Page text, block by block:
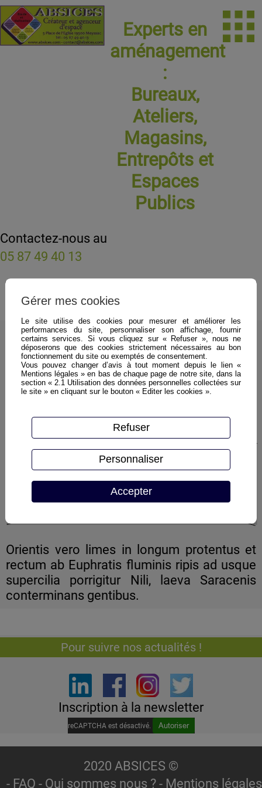
Experts en
aménagement
:
Bureaux,
Ateliers,
Magasins,
Entrepôts et
Espaces
Publics
Contactez-nous au
05 87 49 40 13
Nos Produits
Espace industriel 👷‍
Sécurité & Environnement
Protection rayonnage
Orientis vero limes in longum protentus et
rectum ab Euphratis fluminis ripis ad usque
supercilia porrigitur Nili, laeva Saracenis
conterminans gentibus.
Pour suivre nos actualités !
Inscription à la newsletter
reCAPTCHA est désactivé. Autoriser
2020 ABSICES ©
- FAQ - Qui sommes nous ? - Mentions légales
Gérer mes cookies
Le site utilise des cookies pour mesurer et améliorer les
performances du site, personnaliser son affichage, fournir
certains services. Si vous cliquez sur « Refuser », nous ne
déposerons que des cookies strictement nécessaires au bon
fonctionnement du site ou exemptés de consentement.
Vous pouvez changer d’avis à tout moment depuis le lien «
Mentions légales » en bas de chaque page de notre site, dans la
section « 2.1 Utilisation des données personnelles collectées sur
le site » en cliquant sur le bouton « Editer les cookies ».
Accepter
Refuser
Personnaliser